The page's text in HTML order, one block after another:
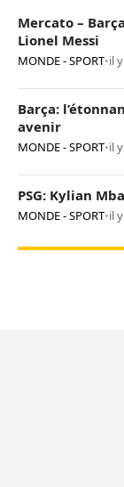
Mercato –
Lionel Messi
MONDE - SPORT•il
Barça:
avenir
MONDE - SPORT•il
PSG: Kylian
MONDE - SPORT•il